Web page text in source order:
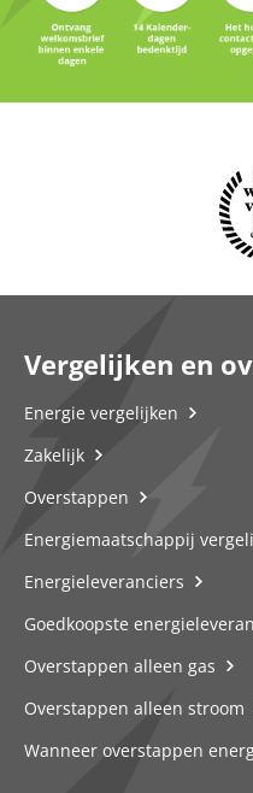
Vergelijken en
Energie vergelijken
Zakelijk
Overstappen
Energiemaatschappij
Energieleveranciers
Goedkoopste
Overstappen alleen gas
Overstappen alleen stroom
Wanneer overstappen